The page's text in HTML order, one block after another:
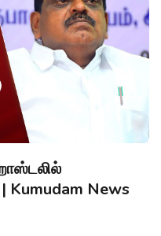
News